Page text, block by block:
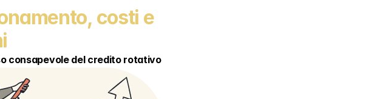
costi e
consapevole del credito rotativo